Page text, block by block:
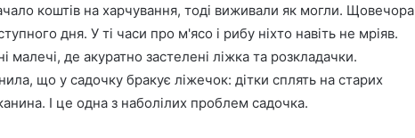
коштів на харчування, тоді виживали як могли. Щовечора
дня. У ті часи про м'ясо і рибу ніхто навіть не мріяв.
малечі, де акуратно застелені ліжка та розкладачки.
що у садочку бракує ліжечок: дітки сплять на старих
І це одна з наболілих проблем садочка.